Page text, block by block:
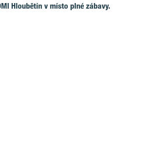
Hloubětín v místo plné zábavy.